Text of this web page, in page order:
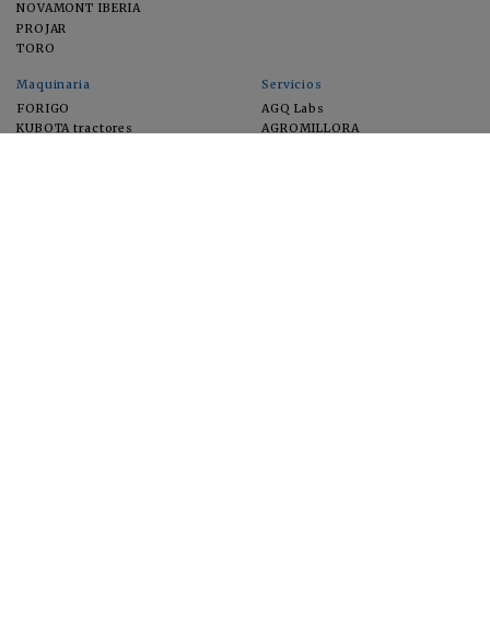
NOVAMONT IBERIA
PROJAR
TORO
Maquinaria
FORIGO
KUBOTA tractores
Servicios
AGQ Labs
AGROMILLORA